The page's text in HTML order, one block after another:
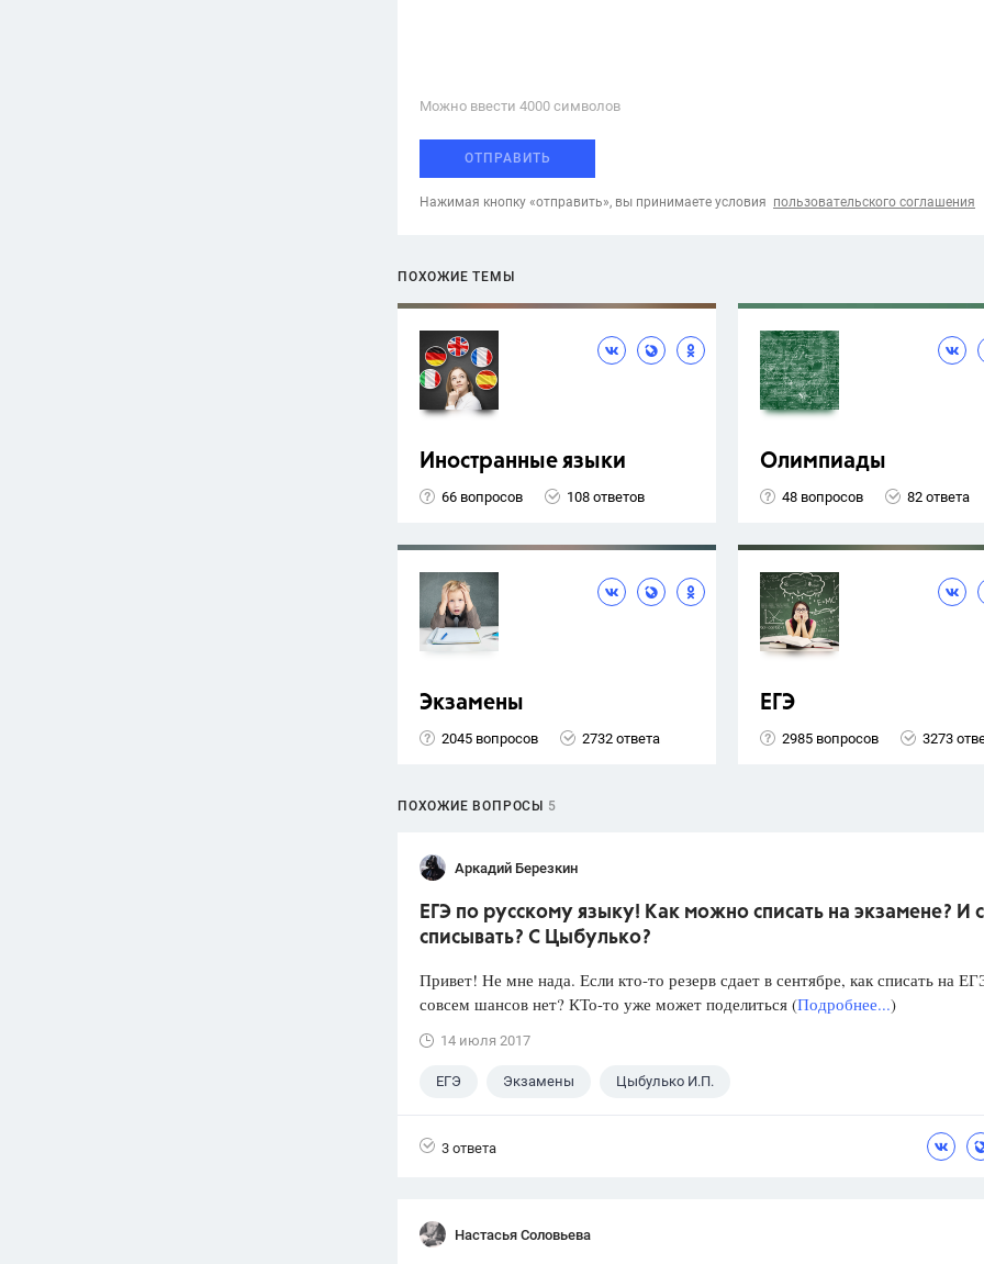
Можно ввести 4000 cимволов
ОТПРАВИТЬ
Нажимая кнопку «отправить», вы принимаете условия пользовательского соглашения
ПОХОЖИЕ ТЕМЫ
Иностранные языки
66 вопросов 108 ответов
Олимпиады
48 вопросов 82 ответа
Экзамены
2045 вопросов 2732 ответа
ЕГЭ
2985 вопросов 3273
ПОХОЖИЕ ВОПРОСЫ 5
Аркадий Березкин
ЕГЭ по русскому языку! Как можно списать на экзамене? И
списывать? С Цыбулько?
Привет! Не мне нада. Если кто-то резерв сдает в сентябре, как списать на
совсем шансов нет? КТо-то уже может поделиться (Подробнее...)
14 июля 2017
ЕГЭ Экзамены Цыбулько И.П.
3 ответа
Настасья Соловьева